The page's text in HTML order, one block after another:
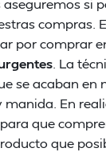
si
compras.
por comprar
. La
se acaban en
En
que
que